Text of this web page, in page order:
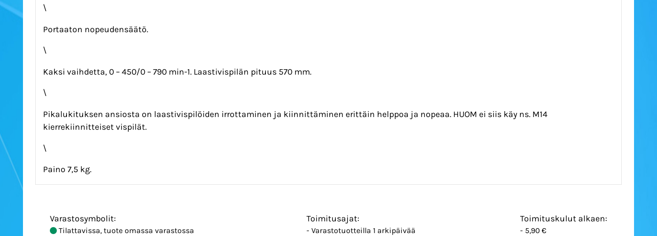
\
Portaaton nopeudensäätö.
\
Kaksi vaihdetta, 0 – 450/0 – 790 min-1. Laastivispilän pituus 570 mm.
\
Pikalukituksen ansiosta on laastivispilöiden irrottaminen ja kiinnittäminen erittäin helppoa ja nopeaa. HUOM ei siis käy ns. M14
kierrekiinnitteiset vispilät.
\
Paino 7,5 kg.
Varastosymbolit:
Tilattavissa, tuote omassa varastossa
Toimitusajat:
- Varastotuotteilla 1 arkipäivää
Toimituskulut alkaen:
- 5,90 €